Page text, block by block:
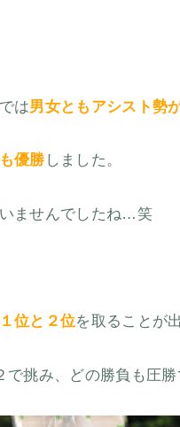
は男女ともアシスト勢
優勝 しました。
ませんでしたね…笑
１位と２位を取ることが
挑み、どの勝負も圧